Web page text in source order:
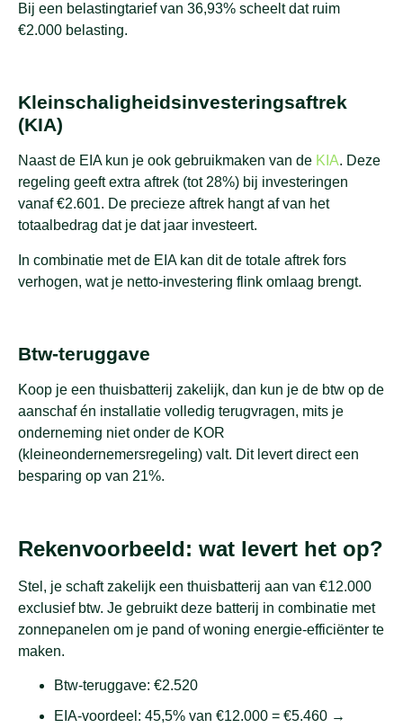
Bij een belastingtarief van 36,93% scheelt dat ruim
€2.000 belasting.
Kleinschaligheidsinvesteringsaftrek
(KIA)
Naast de EIA kun je ook gebruikmaken van de KIA. Deze
regeling geeft extra aftrek (tot 28%) bij investeringen
vanaf €2.601. De precieze aftrek hangt af van het
totaalbedrag dat je dat jaar investeert.
In combinatie met de EIA kan dit de totale aftrek fors
verhogen, wat je netto-investering flink omlaag brengt.
Btw-teruggave
Koop je een thuisbatterij zakelijk, dan kun je de btw op de
aanschaf én installatie volledig terugvragen, mits je
onderneming niet onder de KOR
(kleineondernemersregeling) valt. Dit levert direct een
besparing op van 21%.
Rekenvoorbeeld: wat levert het op?
Stel, je schaft zakelijk een thuisbatterij aan van €12.000
exclusief btw. Je gebruikt deze batterij in combinatie met
zonnepanelen om je pand of woning energie-efficiënter te
maken.
Btw-teruggave: €2.520
EIA-voordeel: 45,5% van €12.000 = €5.460 →